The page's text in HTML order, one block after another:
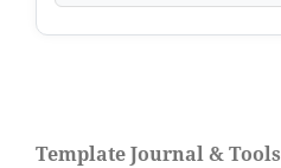
Template Journal & Tools